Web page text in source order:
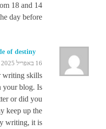
18 and 14
day before
of destiny
16 באפריל 2025 at 18:48
writing skills
your blog. Is
or did you
keep up the
writing, it is